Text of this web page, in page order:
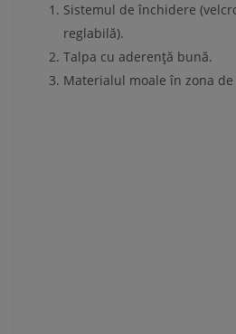
Sistemul de închidere
reglabilă).
Talpa cu aderență bună.
Materialul moale în zona